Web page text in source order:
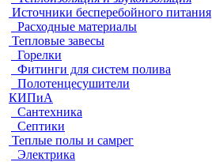
Источники бесперебойного питания
Расходные материалы
Тепловые завесы
Горелки
Фитинги для систем полива
Полотенцесушители
КИПиА
Сантехника
Септики
Теплые полы и самрег
Электрика